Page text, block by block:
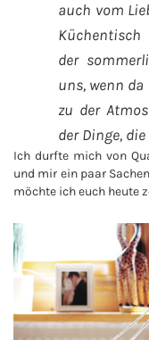
auch vom
der
uns, wenn
zu der
der Dinge,
Ich durfte mich von
und mir ein paar
möchte ich euch heute